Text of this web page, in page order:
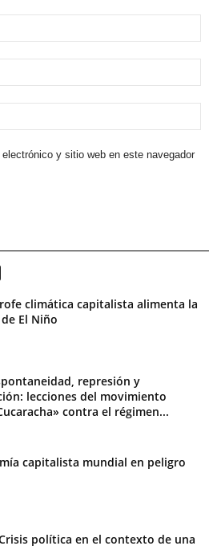
y sitio web en este navegador
climática capitalista alimenta la
El Niño
represión y
lecciones del movimiento
contra el régimen...
capitalista mundial en peligro
política en el contexto de una